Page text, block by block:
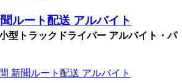
ルート配送 アルバイト
型トラックドライバー アルバイト・パ